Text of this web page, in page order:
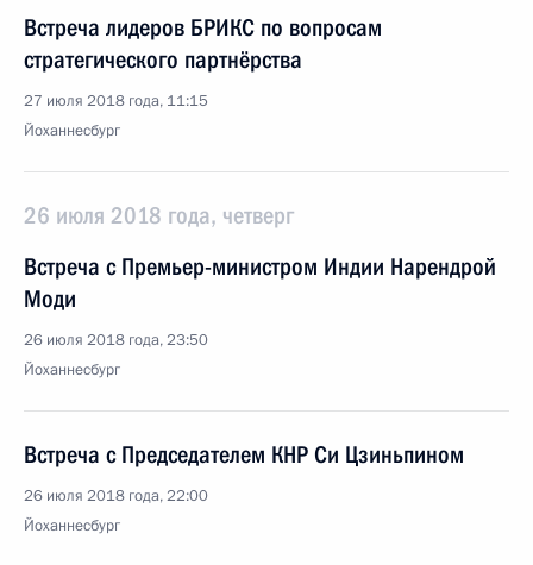
Встреча лидеров БРИКС по вопросам
стратегического партнёрства
27 июля 2018 года, 11:15
Йоханнесбург
26 июля 2018 года, четверг
Встреча с Премьер-министром Индии Нарендрой
Моди
26 июля 2018 года, 23:50
Йоханнесбург
Встреча с Председателем КНР Си Цзиньпином
26 июля 2018 года, 22:00
Йоханнесбург